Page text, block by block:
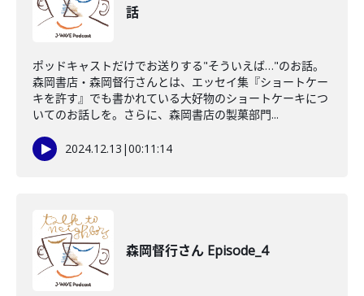
話
ポッドキャストだけでお送りする"そういえば…"のお話。
森岡書店・森岡督行さんとは、エッセイ集『ショートケー
キを許す』でも書かれている大好物のショートケーキにつ
いてのお話しを。さらに、森岡書店の製菓部門...
2024.12.13 |00:11:14
森岡督行さん Episode_4